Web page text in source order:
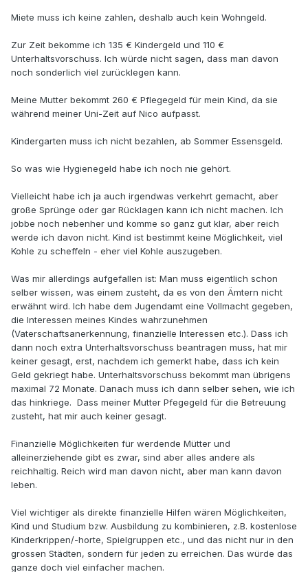
Miete muss ich keine zahlen, deshalb auch kein Wohngeld.
Zur Zeit bekomme ich 135 € Kindergeld und 110 €
Unterhaltsvorschuss. Ich würde nicht sagen, dass man davon
noch sonderlich viel zurücklegen kann.
Meine Mutter bekommt 260 € Pflegegeld für mein Kind, da sie
während meiner Uni-Zeit auf Nico aufpasst.
Kindergarten muss ich nicht bezahlen, ab Sommer Essensgeld.
So was wie Hygienegeld habe ich noch nie gehört.
Vielleicht habe ich ja auch irgendwas verkehrt gemacht, aber
große Sprünge oder gar Rücklagen kann ich nicht machen. Ich
jobbe noch nebenher und komme so ganz gut klar, aber reich
werde ich davon nicht. Kind ist bestimmt keine Möglichkeit, viel
Kohle zu scheffeln - eher viel Kohle auszugeben.
Was mir allerdings aufgefallen ist: Man muss eigentlich schon
selber wissen, was einem zusteht, da es von den Ämtern nicht
erwähnt wird. Ich habe dem Jugendamt eine Vollmacht gegeben,
die Interessen meines Kindes wahrzunehmen
(Vaterschaftsanerkennung, finanzielle Interessen etc.). Dass ich
dann noch extra Unterhaltsvorschuss beantragen muss, hat mir
keiner gesagt, erst, nachdem ich gemerkt habe, dass ich kein
Geld gekriegt habe. Unterhaltsvorschuss bekommt man übrigens
maximal 72 Monate. Danach muss ich dann selber sehen, wie ich
das hinkriege. Dass meiner Mutter Pfegegeld für die Betreuung
zusteht, hat mir auch keiner gesagt.
Finanzielle Möglichkeiten für werdende Mütter und
alleinerziehende gibt es zwar, sind aber alles andere als
reichhaltig. Reich wird man davon nicht, aber man kann davon
leben.
Viel wichtiger als direkte finanzielle Hilfen wären Möglichkeiten,
Kind und Studium bzw. Ausbildung zu kombinieren, z.B. kostenlose
Kinderkrippen/-horte, Spielgruppen etc., und das nicht nur in den
grossen Städten, sondern für jeden zu erreichen. Das würde das
ganze doch viel einfacher machen.